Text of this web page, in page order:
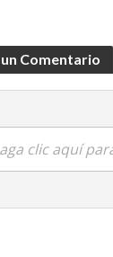
Comentario
clic aquí